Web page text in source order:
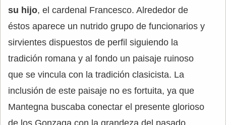
su hijo, el cardenal Francesco. Alrededor de
éstos aparece un nutrido grupo de funcionarios y
sirvientes dispuestos de perfil siguiendo la
tradición romana y al fondo un paisaje ruinoso
que se vincula con la tradición clasicista. La
inclusión de este paisaje no es fortuita, ya que
Mantegna buscaba conectar el presente glorioso